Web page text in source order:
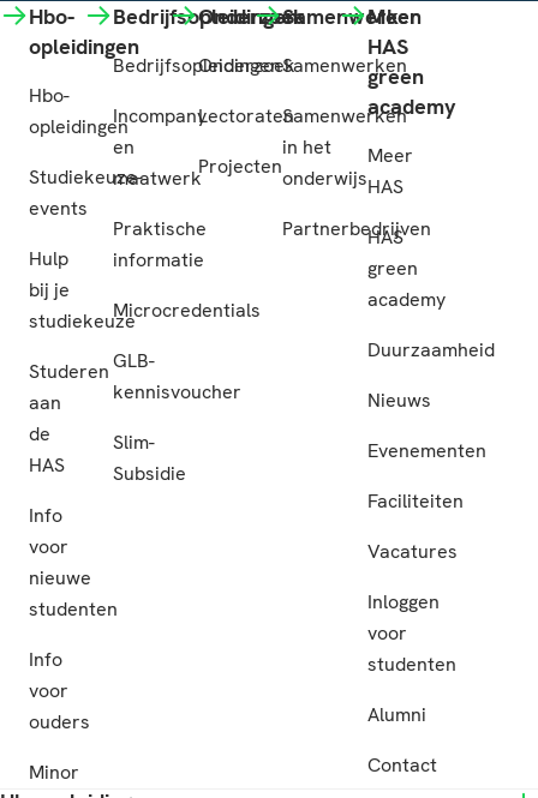
Hbo-
opleidingen
Hbo-
opleidingen
Studiekeuze-
events
Hulp
bij je
studiekeuze
Studeren
aan
de
HAS
Info
voor
nieuwe
studenten
Info
voor
ouders
Minor
Bedrijfsopleidingen
Bedrijfsopleidingen
Incompany
en
maatwerk
Praktische
informatie
Microcredentials
GLB-
kennisvoucher
Slim-
Subsidie
Onderzoek
Onderzoek
Lectoraten
Projecten
Samenwerken
Samenwerken
Samenwerken
in het
onderwijs
Partnerbedrijven
Meer
HAS
green
academy
Meer
HAS
HAS
green
academy
Duurzaamheid
Nieuws
Evenementen
Faciliteiten
Vacatures
Inloggen
voor
studenten
Alumni
Contact